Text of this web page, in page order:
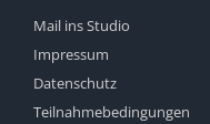
Mail ins Studio
Impressum
Datenschutz
Teilnahmebedingungen